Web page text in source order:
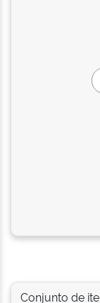
Conjunto de